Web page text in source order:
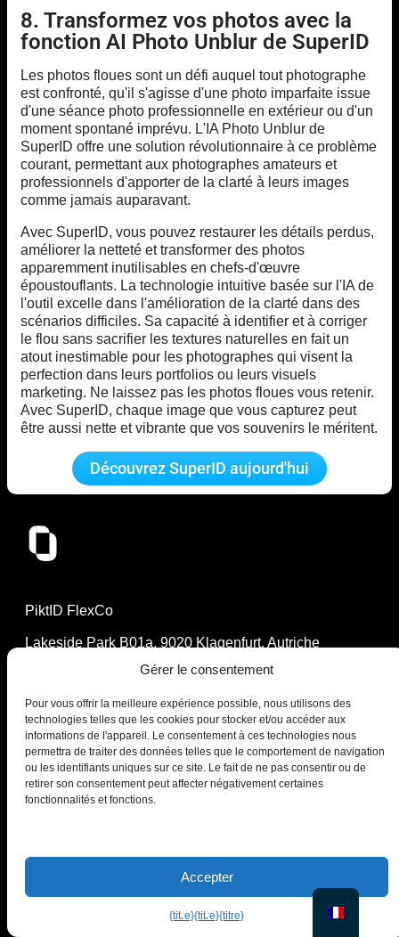
Gérer le consentement
Pour vous offrir la meilleure expérience possible, nous utilisons des
technologies telles que les cookies pour stocker et/ou accéder aux
informations de l'appareil. Le consentement à ces technologies nous
permettra de traiter des données telles que le comportement de navigation
ou les identifiants uniques sur ce site. Le fait de ne pas consentir ou de
retirer son consentement peut affecter négativement certaines
fonctionnalités et fonctions.
Accepter
{titre}{titre}{titre}
8. Transformez vos photos avec la
fonction AI Photo Unblur de SuperID
Les photos floues sont un défi auquel tout photographe
est confronté, qu'il s'agisse d'une photo imparfaite issue
d'une séance photo professionnelle en extérieur ou d'un
moment spontané imprévu. L'IA Photo Unblur de
SuperID offre une solution révolutionnaire à ce problème
courant, permettant aux photographes amateurs et
professionnels d'apporter de la clarté à leurs images
comme jamais auparavant.
Avec SuperID, vous pouvez restaurer les détails perdus,
améliorer la netteté et transformer des photos
apparemment inutilisables en chefs-d'œuvre
époustouflants. La technologie intuitive basée sur l'IA de
l'outil excelle dans l'amélioration de la clarté dans des
scénarios difficiles. Sa capacité à identifier et à corriger
le flou sans sacrifier les textures naturelles en fait un
atout inestimable pour les photographes qui visent la
perfection dans leurs portfolios ou leurs visuels
marketing. Ne laissez pas les photos floues vous retenir.
Avec SuperID, chaque image que vous capturez peut
être aussi nette et vibrante que vos souvenirs le méritent.
Découvrez SuperID aujourd'hui
PiktID FlexCo
Lakeside Park B01a, 9020 Klagenfurt, Autriche
Légal
Imprimer
Entreprise
Sur le modèle